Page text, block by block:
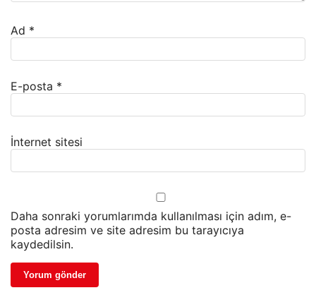
Ad *
E-posta *
İnternet sitesi
Daha sonraki yorumlarımda kullanılması için adım, e-
posta adresim ve site adresim bu tarayıcıya
kaydedilsin.